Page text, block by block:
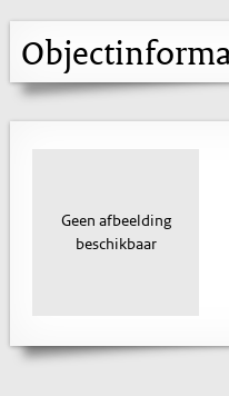
Geen afbeelding
beschikbaar